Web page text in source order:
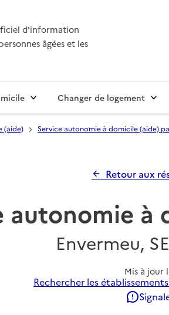
d'information
âgées et les
Changer de logement
(aide) Service autonomie à domicile (aide)
Retour aux
autonomie à
Envermeu,
Mis à jour
Rechercher les